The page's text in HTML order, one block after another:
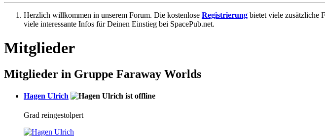
Herzlich willkommen in unserem Forum. Die kostenlose Registrierung bietet viele zusätzliche
viele interessante Infos für Deinen Einstieg bei SpacePub.net.
Mitglieder
Mitglieder in Gruppe Faraway Worlds
Hagen Ulrich
Grad reingestolpert